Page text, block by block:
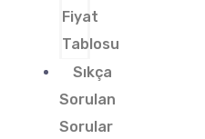
Fiyat
Tablosu
Sıkça
Sorulan
Sorular